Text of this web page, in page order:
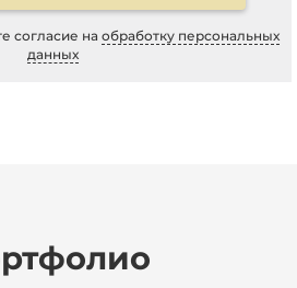
согласие на обработку персональных
данных